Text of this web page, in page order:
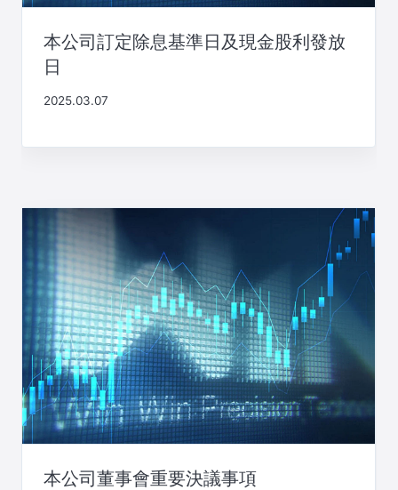
本公司訂定除息基準日及現金股利發放
日
2025.03.07
本公司董事會重要決議事項